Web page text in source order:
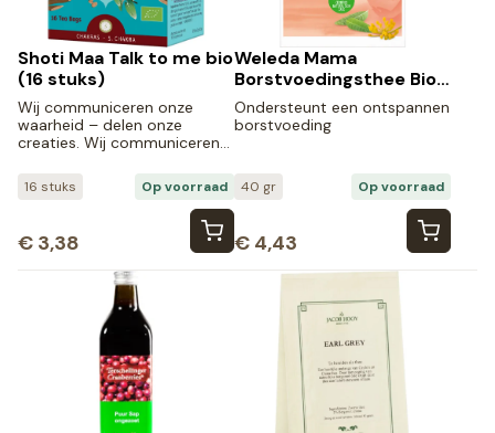
Shoti Maa Talk to me bio
(16 stuks)
Wij communiceren onze
waarheid – delen onze
creaties. Wij communiceren…
16 stuks Op voorraad
€ 3,38
Weleda Mama
Borstvoedingsthee Bio
(40 gr)
Ondersteunt een ontspannen
borstvoeding
40 gr Op voorraad
€ 4,43